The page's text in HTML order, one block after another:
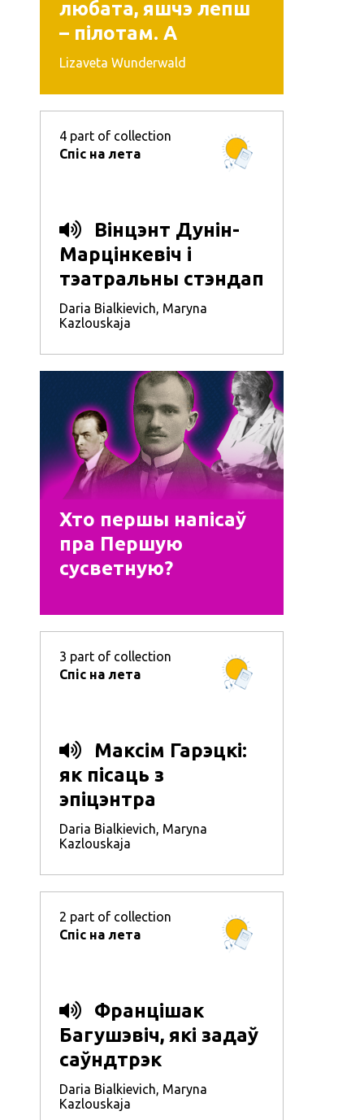
любата, яшчэ лепш
– пілотам. А
літаратарам?
Lizaveta Wunderwald
4 part of collection
Спіс на лета
Вінцэнт Дунін-
Марцінкевіч і
тэатральны стэндап
Daria Bialkievich, Maryna
Kazlouskaja
Хто першы напісаў
пра Першую
сусветную?
3 part of collection
Спіс на лета
Максім Гарэцкі:
як пісаць з
эпіцэнтра
гістарычных падзей
Daria Bialkievich, Maryna
Kazlouskaja
2 part of collection
Спіс на лета
Францішак
Багушэвіч, які задаў
саўндтрэк
беларускай
літаратуры
Daria Bialkievich, Maryna
Kazlouskaja